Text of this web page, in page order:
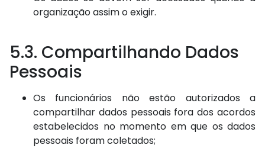
organização assim o exigir.
5.3. Compartilhando Dados
Pessoais
Os funcionários não estão autorizados a
compartilhar dados pessoais fora dos acordos
estabelecidos no momento em que os dados
pessoais foram coletados;